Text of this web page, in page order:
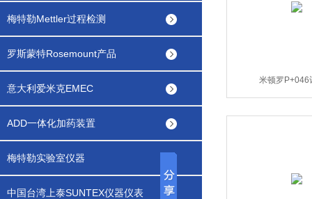
梅特勒Mettler过程检测
罗斯蒙特Rosemount产品
意大利爱米克EMEC
ADD一体化加药装置
梅特勒实验室仪器
中国台湾上泰SUNTEX仪器仪表
米顿罗P+046